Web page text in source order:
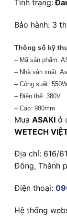
Tình trạng:
Bảo hành: 3
Thông số kỹ
– Mã sản phẩm:
– Nhà sản xuất:
– Công suất: 550W
– Điện thế: 380V
– Cao: 980mm
Mua ASAKI ở
WETECH
Địa chỉ: 616/
Đông, Thành
Điện thoại:
Hệ thống